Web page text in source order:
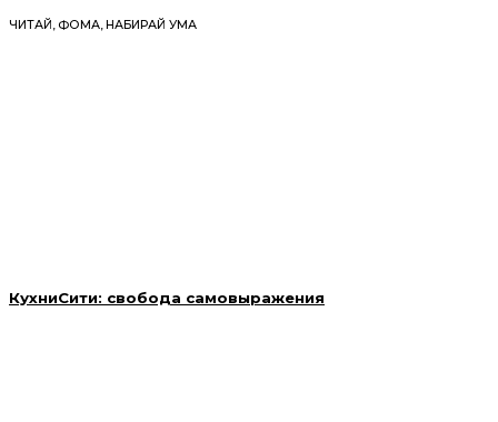
ЧИТАЙ, ФОМА, НАБИРАЙ УМА
КухниСити: свобода самовыражения